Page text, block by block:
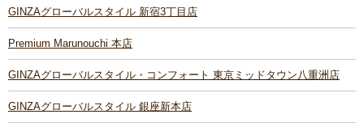
GINZAグローバルスタイル 新宿3丁目店
Premium Marunouchi 本店
GINZAグローバルスタイル・コンフォート 東京ミッドタウン八重洲店
GINZAグローバルスタイル 銀座新本店